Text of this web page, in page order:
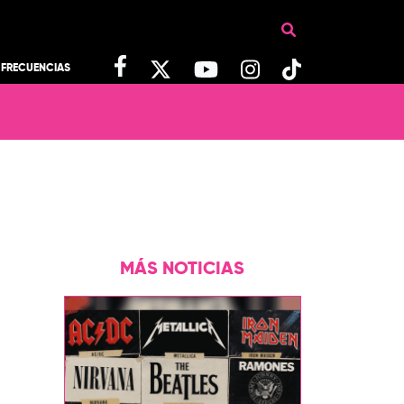
FRECUENCIAS
MÁS NOTICIAS